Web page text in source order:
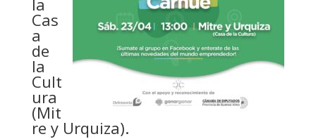
la
Cas
a
de
la
Cult
ura
(Mit
re y Urquiza).